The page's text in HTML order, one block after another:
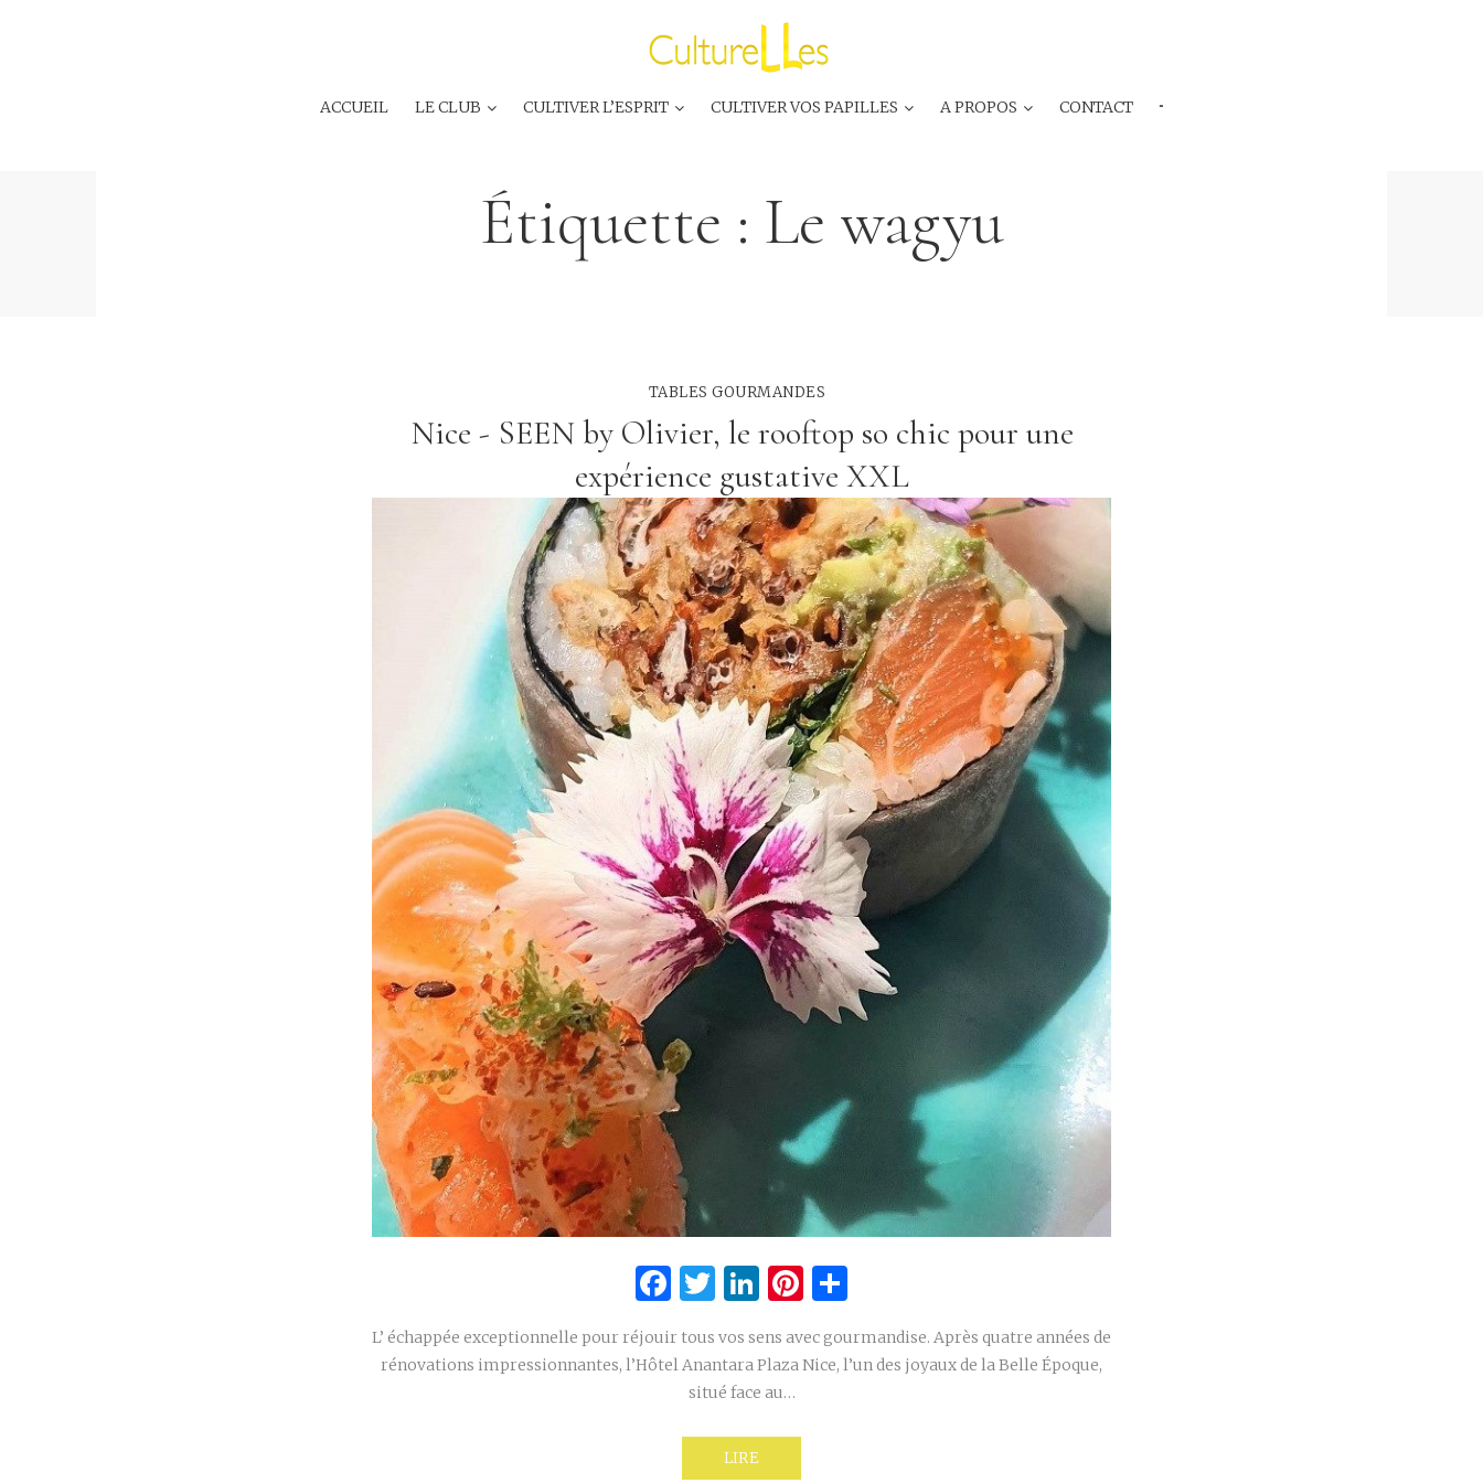
ACCUEIL LE CLUB CULTIVER L’ESPRIT CULTIVER VOS PAPILLES A PROPOS CONTACT ···
Étiquette : Le wagyu
TABLES GOURMANDES
Nice - SEEN by Olivier, le rooftop so chic pour une
expérience gustative XXL
Facebook
Twitter
LinkedIn
Pinterest
L’ échappée exceptionnelle pour réjouir tous vos sens avec gourmandise. Après quatre années de
rénovations impressionnantes, l’Hôtel Anantara Plaza Nice, l’un des joyaux de la Belle Époque,
situé face au…
LIRE